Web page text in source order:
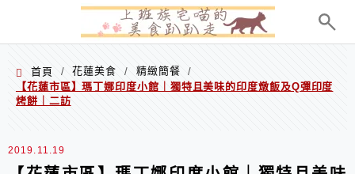
首頁 / 花蓮美食 / 精緻簡餐
/
【花蓮市區】瑪丁娜印度小館｜獨特且美味的印度燉飯及Q彈印度
烤餅｜二訪
2019.11.19